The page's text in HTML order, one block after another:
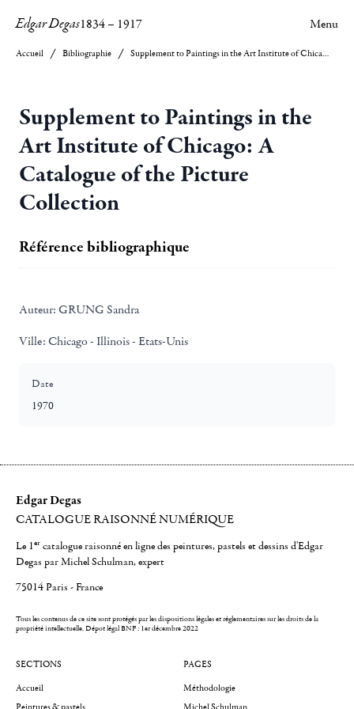
Edgar Degas1834– 1917 Menu
Accueil Bibliographie Supplement to Paintings in the Art Institute of Chicago: A Catalogue of the Picture Collection
Supplement to Paintings in the
Art Institute of Chicago: A
Catalogue of the Picture
Collection
Référence bibliographique
Auteur: GRUNG Sandra
Ville: Chicago - Illinois - Etats-Unis
Date
1970
Edgar Degas
CATALOGUE RAISONNÉ NUMÉRIQUE
Le 1er catalogue raisonné en ligne des peintures, pastels et dessins d'Edgar
Degas par Michel Schulman, expert
75014 Paris - France
Tous les contenus de ce site sont protégés par les dispositions légales et réglementaires sur les droits de la
propriété intellectuelle.Dépot légal BNF : 1er décembre 2022
SECTIONS
Accueil
PAGES
Méthodologie